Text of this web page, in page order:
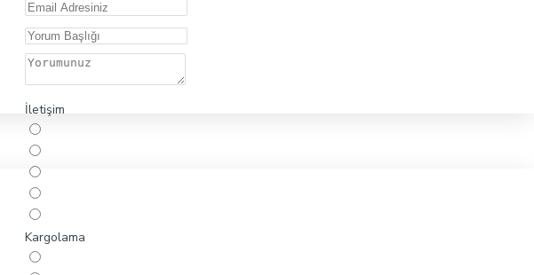
İletişim
Kargolama